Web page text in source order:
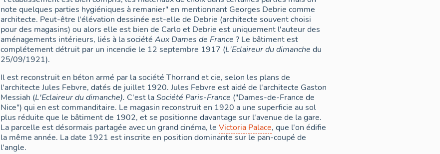
note quelques parties hygiéniques à remanier" en mentionnant Georges Debrie comme
architecte. Peut-être l'élévation dessinée est-elle de Debrie (architecte souvent choisi
pour des magasins) ou alors elle est bien de Carlo et Debrie est uniquement l'auteur des
aménagements intérieurs, liés à la société Aux Dames de France ? Le bâtiment est
complétement détruit par un incendie le 12 septembre 1917 (L'Eclaireur du dimanche du
25/09/1921).
Il est reconstruit en béton armé par la société Thorrand et cie, selon les plans de
l'architecte Jules Febvre, datés de juillet 1920. Jules Febvre est aidé de l'architecte Gaston
Messiah (L'Eclaireur du dimanche). C'est laSociété Paris-France ("Dames-de-France de
Nice") qui en est commanditaire. Le magasin reconstruit en 1920 a une superficie au sol
plus réduite que le bâtiment de 1902, et se positionne davantage sur l'avenue de la gare.
La parcelle est désormais partagée avec un grand cinéma, le Victoria Palace, que l'on édifie
la même année. La date 1921 est inscrite en position dominante sur le pan-coupé de
l'angle.